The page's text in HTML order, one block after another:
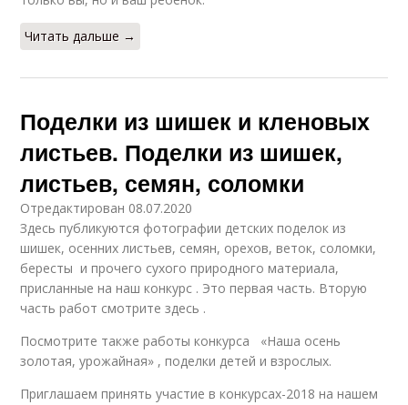
Читать дальше →
Поделки из шишек и кленовых
листьев. Поделки из шишек,
листьев, семян, соломки
Отредактирован 08.07.2020
Здесь публикуются фотографии детских поделок из
шишек, осенних листьев, семян, орехов, веток, соломки,
бересты и прочего сухого природного материала,
присланные на наш конкурс . Это первая часть. Вторую
часть работ смотрите здесь .
Посмотрите также работы конкурса «Наша осень
золотая, урожайная» , поделки детей и взрослых.
Приглашаем принять участие в конкурсах-2018 на нашем